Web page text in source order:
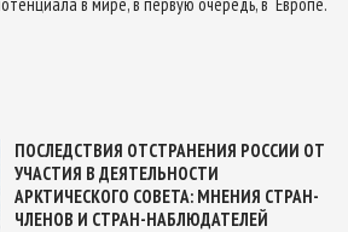
ПОСЛЕДСТВИЯ ОТСТРАНЕНИЯ РОССИИ ОТ
УЧАСТИЯ В ДЕЯТЕЛЬНОСТИ
АРКТИЧЕСКОГО СОВЕТА: МНЕНИЯ СТРАН-
ЧЛЕНОВ И СТРАН-НАБЛЮДАТЕЛЕЙ